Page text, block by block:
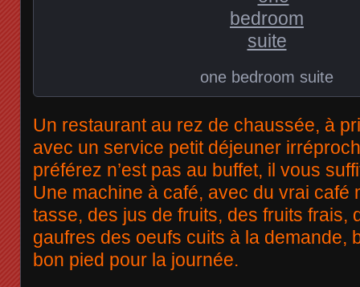
one bedroom suite
Un restaurant au rez de chaussée, à
avec un service petit déjeuner
préférez n’est pas au buffet, il vous
Une machine à café, avec du vrai café
tasse, des jus de fruits, des fruits frais,
gaufres des oeufs cuits à la demande,
bon pied pour la journée.